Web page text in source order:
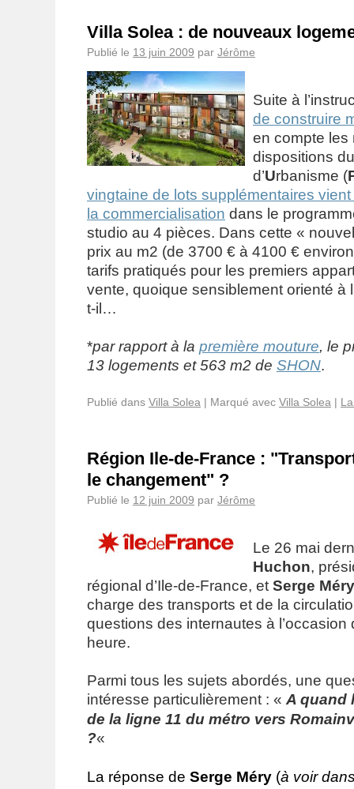
Villa Solea : de nouveaux
Publié le 13 juin 2009 par Jérôme
Suite à
de construire
en compte les
dispositions
d’Urbanisme (
vingtaine de lots supplémentaires vient
la commercialisation dans le
studio au 4 pièces. Dans cette «
prix au m2 (de 3700 € à 4100 €
tarifs pratiqués pour les premiers
vente, quoique sensiblement orienté à
t-il…
*par rapport à la première mouture, le
13 logements et 563 m2 de SHON.
Publié dans Villa Solea | Marqué avec Villa Solea |
Région Ile-de-France :
le changement" ?
Publié le 12 juin 2009 par Jérôme
Le 26 mai
Huchon,
régional d’Ile-de-France, et Serge Méry
charge des transports et de la
questions des internautes à l’occasion
heure.
Parmi tous les sujets abordés, une
intéresse particulièrement : « A quand
de la ligne 11 du métro vers
?«
La réponse de Serge Méry (à voir